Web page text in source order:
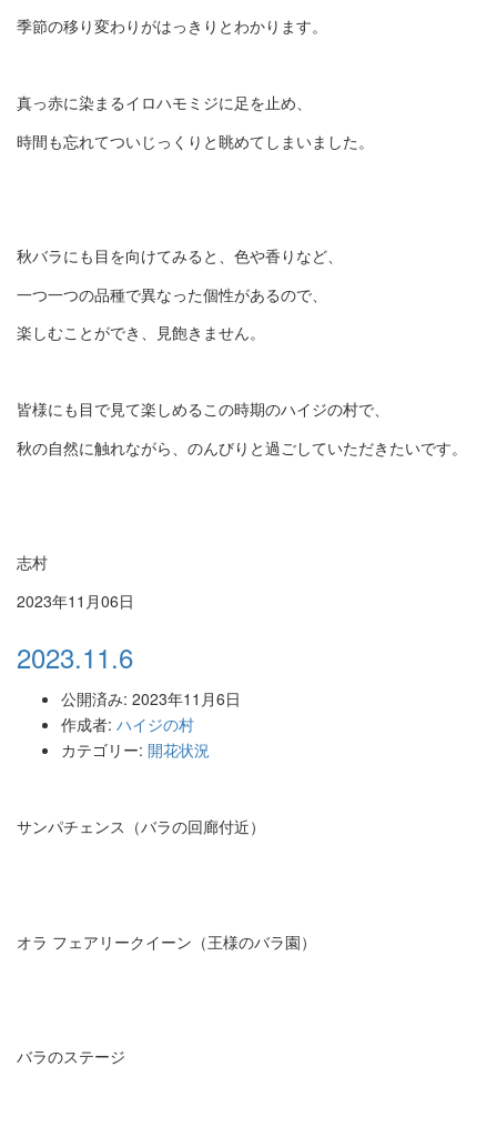
季節の移り変わりがはっきりとわかります。
真っ赤に染まるイロハモミジに足を止め、
時間も忘れてついじっくりと眺めてしまいました。
秋バラにも目を向けてみると、色や香りなど、
一つ一つの品種で異なった個性があるので、
楽しむことができ、見飽きません。
皆様にも目で見て楽しめるこの時期のハイジの村で、
秋の自然に触れながら、のんびりと過ごしていただきたいです。
志村
2023年11月06日
2023.11.6
公開済み: 2023年11月6日
作成者: ハイジの村
カテゴリー: 開花状況
サンパチェンス（バラの回廊付近）
オラ フェアリークイーン（王様のバラ園）
バラのステージ